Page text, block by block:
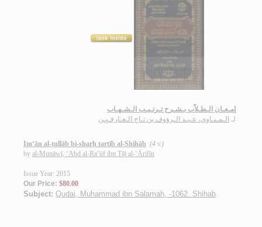
إمـعـان الـطـلاّب بـشـرح تـرتـيـب الـشـهـاب
لـ الـمـنـاوي، عـبـد الـرؤوف بن تـاج الـعـارفـيِـن
Im‘ān al-ṭullāb bi-sharḥ tartīb al-Shihāb (4 v.)
by al-Munāwī, ‘Abd al-Ra’ūf ibn Tāj al-‘Ārifīn
Issue Year: 2015
Our Price: $80.00
Subject: Qudai, Muhammad ibn Salamah, -1062. Shihab.